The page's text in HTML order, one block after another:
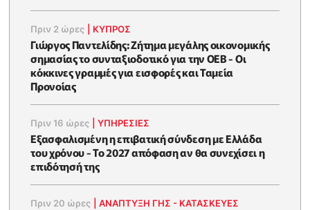
Πριν 2 ώρες ΚΥΠΡΟΣ
Γιώργος Παντελίδης: Ζήτημα μεγάλης οικονομικής
σημασίας το συνταξιοδοτικό για την ΟΕΒ - Οι
κόκκινες γραμμές για εισφορές και Ταμεία
Προνοίας
Πριν 16 ώρες |ΥΠΗΡΕΣΙΕΣ
Εξασφαλισμένη η επιβατική σύνδεση με Ελλάδα
του χρόνου - Το 2027 απόφαση αν θα συνεχίσει η
επιδότησή της
Πριν 20 ώρες |ΑΝΑΠΤΥΞΗ ΓΗΣ - ΚΑΤΑΣΚΕΥΕΣ